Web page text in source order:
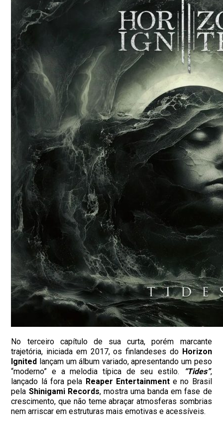
No terceiro capítulo de sua curta, porém marcante
trajetória, iniciada em 2017, os finlandeses do Horizon
Ignited lançam um álbum variado, apresentando um peso
“moderno” e a melodia típica de seu estilo.
“Tides”,
lançado lá fora pela Reaper Entertainmente no Brasil
pela Shinigami Records, mostra uma banda em fase de
crescimento, que não teme abraçar atmosferas sombrias
nem arriscar em estruturas mais emotivas e acessíveis.